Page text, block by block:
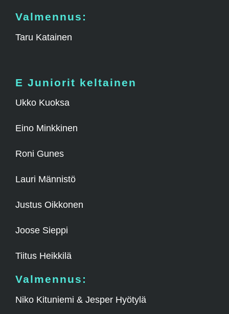
Valmennus:
Taru Katainen
E Juniorit keltainen
Ukko Kuoksa
Eino Minkkinen
Roni Gunes
Lauri Männistö
Justus Oikkonen
Joose Sieppi
Tiitus Heikkilä
Valmennus:
Niko Kituniemi & Jesper Hyötylä